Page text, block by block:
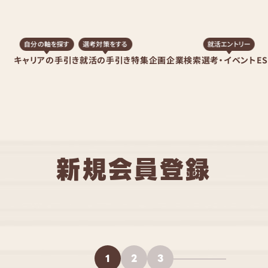
キャリアの手引き
自分の軸を探す
就活の手引き
選考対策をする
特集企画企業検索選考・イベント
就活エントリー
新規会員登録
1 2 3